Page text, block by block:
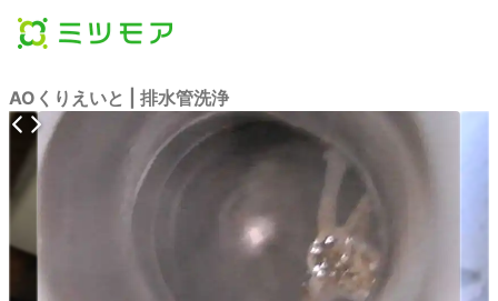
AOくりえいと | 排水管洗浄